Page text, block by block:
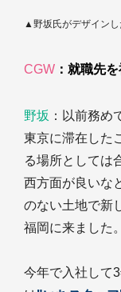
▲野坂氏がデザインし
CGW ：就職先
野坂 ：以前務め
東京に滞在した
る場所としては
西方面が良いな
のない土地で新
福岡に来ました。
今年で入社して